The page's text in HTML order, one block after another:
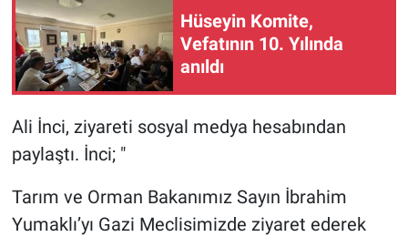
Hüseyin Komite,
Vefatının 10. Yılında
anıldı
Ali İnci, ziyareti sosyal medya hesabından
paylaştı. İnci; "
Tarım ve Orman Bakanımız Sayın İbrahim
Yumaklı’yı Gazi Meclisimizde ziyaret ederek